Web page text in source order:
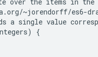
~jorendorff/es6-
a single value
{